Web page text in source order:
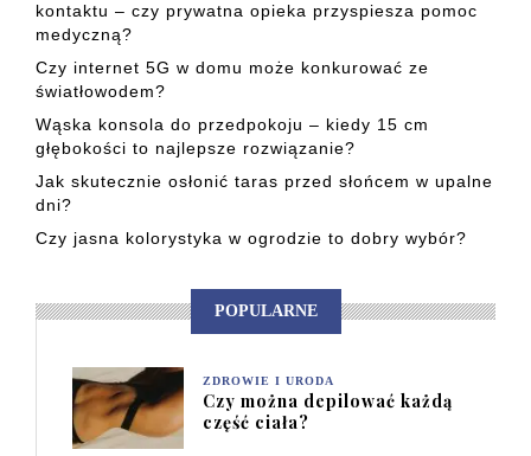
kontaktu – czy prywatna opieka przyspiesza pomoc
medyczną?
Czy internet 5G w domu może konkurować ze
światłowodem?
Wąska konsola do przedpokoju – kiedy 15 cm
głębokości to najlepsze rozwiązanie?
Jak skutecznie osłonić taras przed słońcem w upalne
dni?
Czy jasna kolorystyka w ogrodzie to dobry wybór?
POPULARNE
ZDROWIE I URODA
Czy można depilować każdą
część ciała?